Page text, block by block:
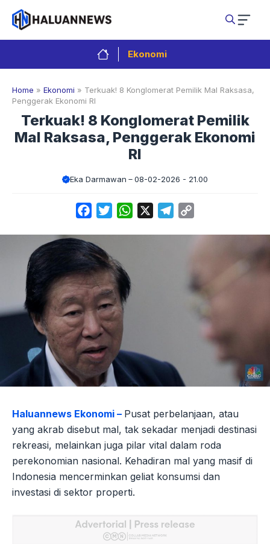
Langsung
isi
Ekonomi
Home » Ekonomi » Terkuak! 8 Konglomerat Pemilik Mal Raksasa,
Penggerak Ekonomi RI
Terkuak! 8 Konglomerat Pemilik
Mal Raksasa, Penggerak Ekonomi
RI
Eka Darmawan 08-02-2026 - 21.00
FacebookTwitterWhatsApp Telegram
Haluannews Ekonomi – Pusat perbelanjaan, atau
yang akrab disebut mal, tak sekadar menjadi destinasi
rekreasi, melainkan juga pilar vital dalam roda
perekonomian nasional. Kehadiran mal yang masif di
Indonesia mencerminkan geliat konsumsi dan
investasi di sektor properti.